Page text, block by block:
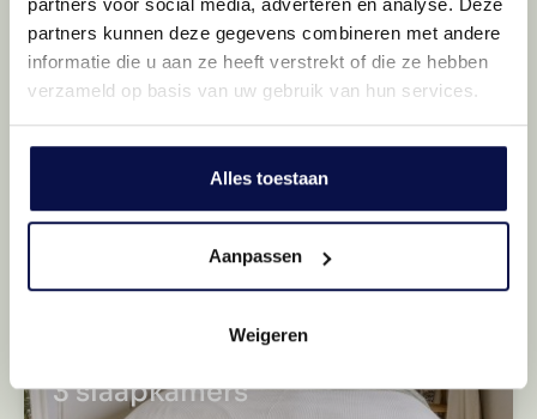
partners voor social media, adverteren en analyse. Deze
partners kunnen deze gegevens combineren met andere
informatie die u aan ze heeft verstrekt of die ze hebben
verzameld op basis van uw gebruik van hun services.
Alles toestaan
Aanpassen
Weigeren
Wat maak jij klaar?
Voldoende ruimte
3 slaapkamers